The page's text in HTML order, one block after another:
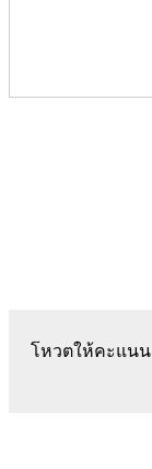
โหวตให้คะแนน